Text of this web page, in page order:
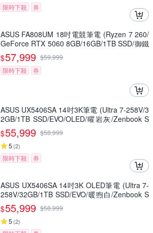
限時下殺 券
ASUS FA808UM 18吋電競筆電 (Ryzen 7 260/
GeForce RTX 5060 8GB/16GB/1TB SSD/御鐵
灰/TUF Gaming A18)
$57,999 $59,999
限時下殺
券
ASUS UX5406SA 14吋3K筆電 (Ultra 7-258V/3
2GB/1TB SSD/EVO/OLED/曜岩灰/Zenbook S
14)
$55,999 $58,999
5 (2)
限時下殺 券
ASUS UX5406SA 14吋3K OLED筆電 (Ultra 7-
258V/32GB/1TB SSD/EVO/暖煦白/Zenbook S
14)
$55,999 $58,999
5 (2)